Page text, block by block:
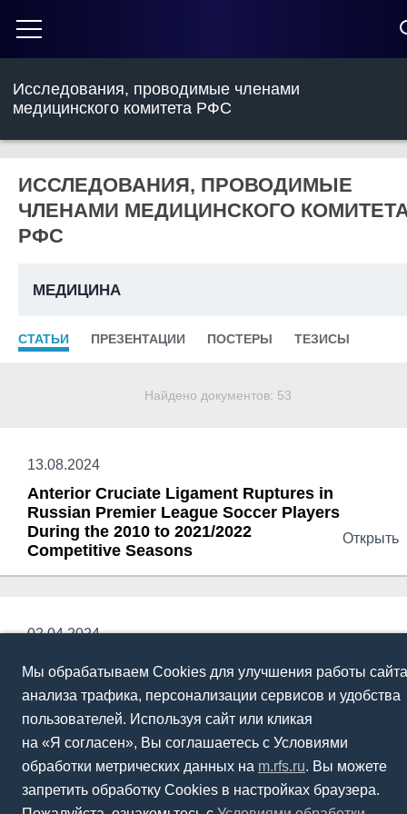
Исследования, проводимые членами
медицинского комитета РФС
ИССЛЕДОВАНИЯ, ПРОВОДИМЫЕ
ЧЛЕНАМИ МЕДИЦИНСКОГО
РФС
МЕДИЦИНА
СТАТЬИ ПРЕЗЕНТАЦИИ ПОСТЕРЫ ТЕЗИСЫ
Найдено документов: 53
13.08.2024
Anterior Cruciate Ligament Ruptures in
Russian Premier League Soccer Players
During the 2010 to 2021/2022
Competitive Seasons
Открыть
02.04.2024
Age-Related differences during specific
athletic events highlighting strength
and speed characteristics in well-
trained male and female adolescents
Открыть
28.03.2024
Мы обрабатываем Cookies для улучшения работы
анализа трафика, персонализации сервисов и удобства
пользователей. Используя сайт или кликая
на «Я согласен», Вы соглашаетесь с Условиями
обработки метрических данных на m.rfs.ru. Вы можете
запретить обработку Cookies в настройках браузера.